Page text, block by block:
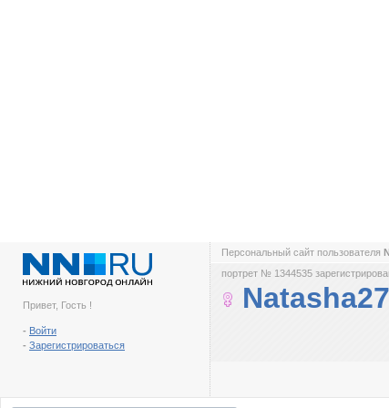
Привет, Гость !
- Войти
- Зарегистрироваться
Персональный сайт пользователя
портрет № 1344535